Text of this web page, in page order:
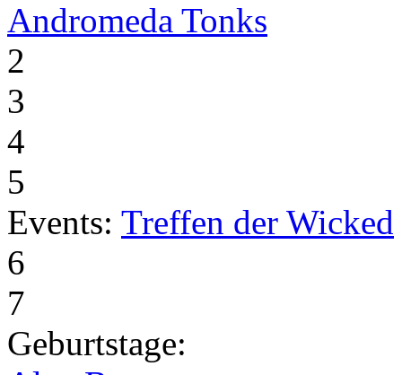
Andromeda Tonks
2
3
4
5
Events: Treffen der Wicked
6
7
Geburtstage: